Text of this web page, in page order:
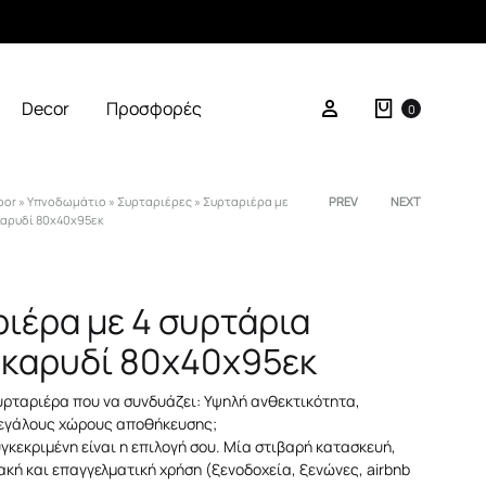
Decor Προσφορές Σύνδεση Καλάθι
0
» Υπνοδωμάτιο » Συρταριέρες » Συρταριέρα με
80x40x95εκ
Product
PREV NEXT
με 4 συρτάρια
80x40x95εκ
που να συνδυάζει: Υψηλή ανθεκτικότητα,
χώρους αποθήκευσης;
είναι η επιλογή σου. Μία στιβαρή κατασκευή,
και επαγγελματική χρήση (ξενοδοχεία, ξενώνες, airbnb